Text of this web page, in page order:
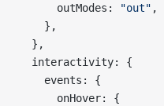
      outModes:
"out" ,
    },
  },
  interactivity: {
    events: {
      onHover: {